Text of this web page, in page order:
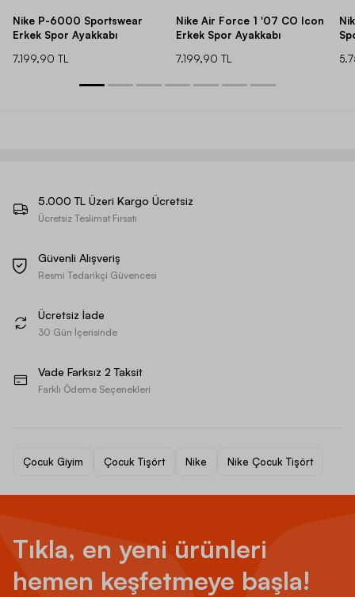
Nike P-6000 Sportswear
Erkek Spor Ayakkabı
7.199,90 TL
Nike Air Force 1 '07 CO Icon
Erkek Spor Ayakkabı
7.199,90 TL
5.000 TL Üzeri Kargo Ücretsiz
Ücretsiz Teslimat Fırsatı
Güvenli Alışveriş
Resmi Tedarikçi Güvencesi
Ücretsiz İade
30 Gün İçerisinde
Vade Farksız 2 Taksit
Farklı Ödeme Seçenekleri
Çocuk Giyim Çocuk Tişört Nike Nike Çocuk Tişört
Tıkla, en yeni ürünleri
hemen keşfetmeye başla!